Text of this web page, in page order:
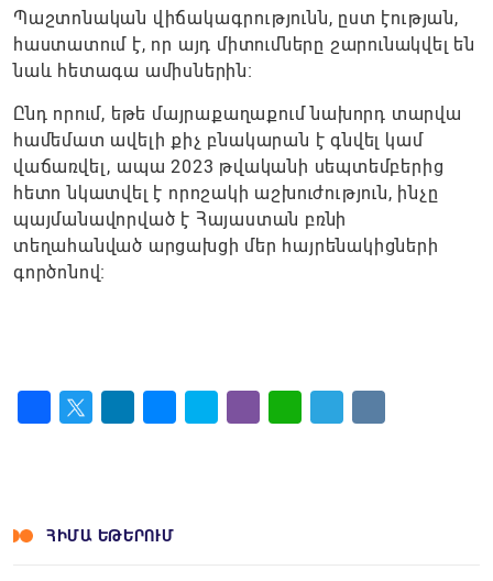
Պաշտոնական վիճակագրությունն, ըստ էության,
հաստատում է, որ այդ միտումները շարունակվել են
նաև հետագա ամիսներին։
Ընդ որում, եթե մայրաքաղաքում նախորդ տարվա
համեմատ ավելի քիչ բնակարան է գնվել կամ
վաճառվել, ապա 2023 թվականի սեպտեմբերից
հետո նկատվել է որոշակի աշխուժություն, ինչը
պայմանավորված է Հայաստան բռնի
տեղահանված արցախցի մեր հայրենակիցների
գործոնով։
ՀԻՄԱ ԵԹԵՐՈՒՄ